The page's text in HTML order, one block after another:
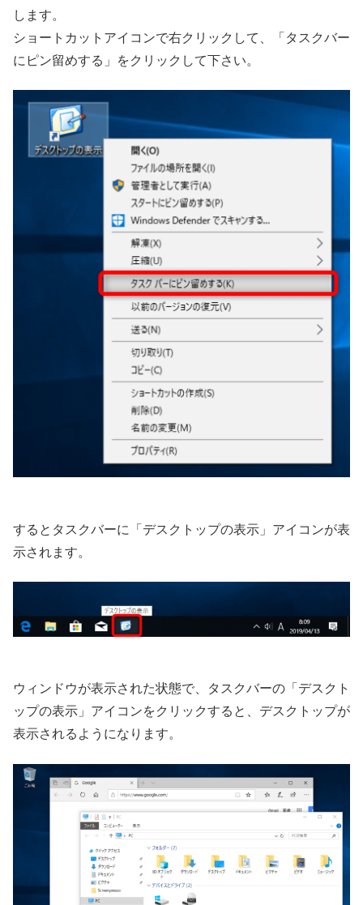
します。
ショートカットアイコンで右クリックして、「タスクバー
にピン留めする」をクリックして下さい。
するとタスクバーに「デスクトップの表示」アイコンが表
示されます。
ウィンドウが表示された状態で、タスクバーの「デスクト
ップの表示」アイコンをクリックすると、デスクトップが
表示されるようになります。